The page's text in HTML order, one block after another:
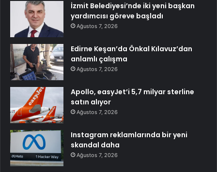
İzmit Belediyesi’nde iki yeni başkan
yardımcısı göreve başladı
Ağustos 7, 2026
Edirne Keşan’da Önkal Kılavuz’dan
anlamlı çalışma
Ağustos 7, 2026
Apollo, easyJet’i 5,7 milyar sterline
satın alıyor
Ağustos 7, 2026
Instagram reklamlarında bir yeni
skandal daha
Ağustos 7, 2026